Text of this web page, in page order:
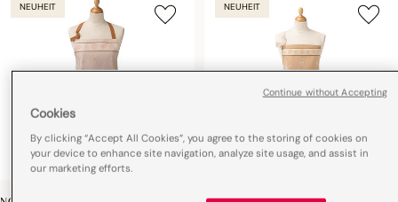
NEUHEIT NEUHEIT
Cookies
By clicking “Accept All Cookies”, you agree to the storing of cookies on
your device to enhance site navigation, analyze site usage, and assist in
our marketing efforts.
Continue without Accepting